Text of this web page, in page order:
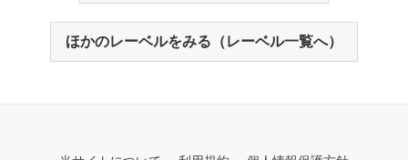
ほかのレーベルをみる（レーベル一覧へ）